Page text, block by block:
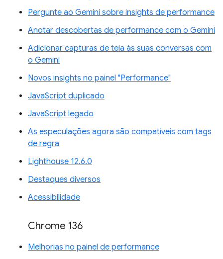
Pergunte ao Gemini sobre insights de performance
Anotar descobertas de performance com o Gemini
Adicionar capturas de tela às suas conversas com
o Gemini
Novos insights no painel "Performance"
JavaScript duplicado
JavaScript legado
As especulações agora são compatíveis com tags
de regra
Lighthouse 12.6.0
Destaques diversos
Acessibilidade
Chrome 136
Melhorias no painel de performance